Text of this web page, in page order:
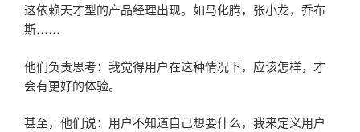
这依赖天才型的产品经理出现。如马化腾，张小龙，乔布
斯……
他们负责思考：我觉得用户在这种情况下，应该怎样，才
会有更好的体验。
甚至，他们说：用户不知道自己想要什么，我来定义用户